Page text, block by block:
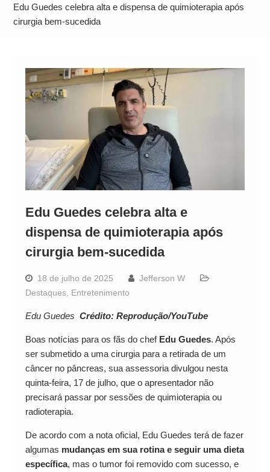
Alto
Edu Guedes celebra alta e dispensa de quimioterapia após
cirurgia bem‑sucedida
Edu Guedes celebra alta e
dispensa de quimioterapia após
cirurgia bem‑sucedida
18 de julho de 2025
Jefferson W
Destaques, Entretenimento
Edu Guedes Crédito: Reprodução/YouTube
Boas notícias para os fãs do chef Edu Guedes. Após
ser submetido a uma cirurgia para a retirada de um
câncer no pâncreas, sua assessoria divulgou nesta
quinta-feira, 17 de julho, que o apresentador não
precisará passar por sessões de quimioterapia ou
radioterapia.
De acordo com a nota oficial, Edu Guedes terá de fazer
algumas mudanças em sua rotina e seguir uma dieta
específica, mas o tumor foi removido com sucesso, e